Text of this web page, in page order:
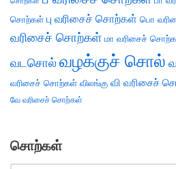
சொற்கள் பு வரிசைச் சொற்கள் பொ
வரிசைச் சொற்கள் மா வரிசைச்
வடசொல் வழக்குச் சொல்
வரிசைச் சொற்கள் விலங்கு வி வரிசைச்
வே வரிசைச் சொற்கள்
சொற்கள்